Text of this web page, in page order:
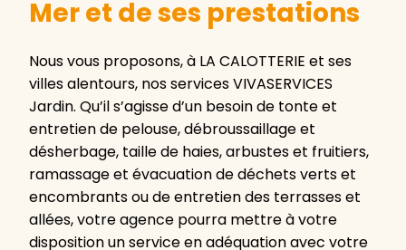
Mer et de ses prestations
Nous vous proposons, à LA CALOTTERIE et ses
villes alentours, nos services VIVASERVICES
Jardin. Qu’il s’agisse d’un besoin de tonte et
entretien de pelouse, débroussaillage et
désherbage, taille de haies, arbustes et fruitiers,
ramassage et évacuation de déchets verts et
encombrants ou de entretien des terrasses et
allées, votre agence pourra mettre à votre
disposition un service en adéquation avec votre